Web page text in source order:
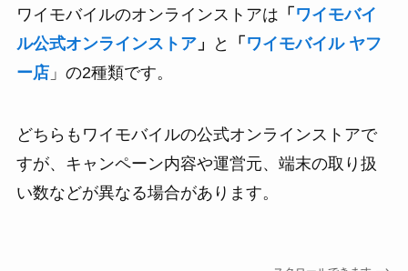
ワイモバイルのオンラインストアは 「 ワイモバイ
ル公式オンラインストア」 と 「 ワイモバイル ヤフ
ー店」の2種類です。
どちらもワイモバイルの公式オンラインストアで
すが、キャンペーン内容や運営元、端末の取り扱
い数などが異なる場合があります。